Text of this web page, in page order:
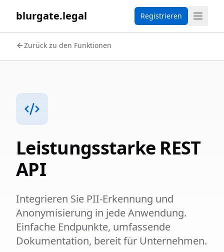
blurgate.legal Registrieren
Zurück zu den Funktionen
Leistungsstarke REST
API
Integrieren Sie PII-Erkennung und
Anonymisierung in jede Anwendung.
Einfache Endpunkte, umfassende
Dokumentation, bereit für Unternehmen.